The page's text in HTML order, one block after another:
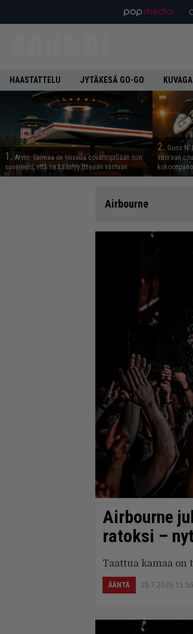
HAASTATTELU JYTÄKESÄ GO-GO
1. Arvio: Saimaa on toisella covertripillään niin
suvereeni, että se kääntyy itseään vastaan
2. Guns
suoraan
Airbourne
Airbourne
ratoksi –
Taattua kamaa on
ÄÄNTÄ 29.7.2026 15:56